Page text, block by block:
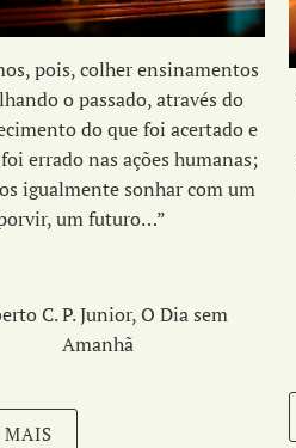
pois, colher ensinamentos
o passado, através do
do que foi acertado e
errado nas ações humanas;
igualmente sonhar com um
porvir, um futuro…”
C. P. Junior, O Dia sem
Amanhã